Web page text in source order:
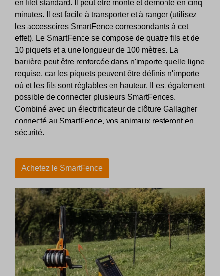
en filet standard. Il peut être monté et démonté en cinq
minutes. Il est facile à transporter et à ranger (utilisez
les accessoires SmartFence correspondants à cet
effet). Le SmartFence se compose de quatre fils et de
10 piquets et a une longueur de 100 mètres. La
barrière peut être renforcée dans n'importe quelle ligne
requise, car les piquets peuvent être définis n'importe
où et les fils sont réglables en hauteur. Il est également
possible de connecter plusieurs SmartFences.
Combiné avec un électrificateur de clôture Gallagher
connecté au SmartFence, vos animaux resteront en
sécurité.
Achetez le SmartFence